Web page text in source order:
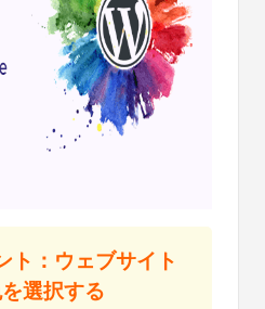
ト：ウェブサイト
選択する